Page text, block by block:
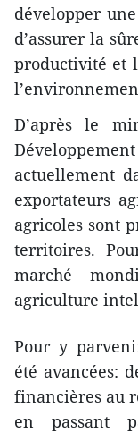
développer
d’assurer la
productivité et
D’après le
actuellement
exportateurs
agricoles sont
territoires.
marché
agriculture
Pour y
été avancées:
financières au
en passant